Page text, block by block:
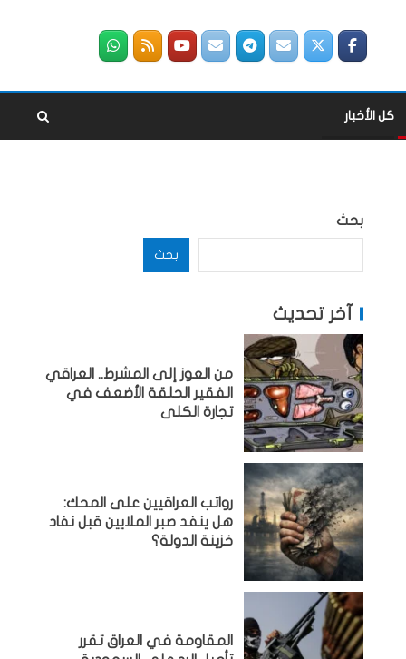
كل الأخبار
بحث
بحث
آخر تحديث
من العوز إلى المشرط.. العراقي
الفقير الحلقة الأضعف في
تجارة الكلى
رواتب العراقيين على المحك:
هل ينفد صبر الملايين قبل نفاد
خزينة الدولة؟
المقاومة في العراق تقرر